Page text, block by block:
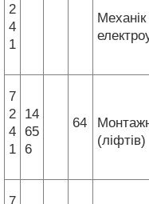
2
4
1
7
2
4
1
14
65
6
64
(ліфтів)
7